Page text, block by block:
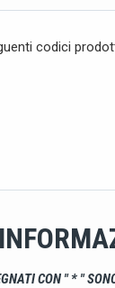
codici
CON " * "